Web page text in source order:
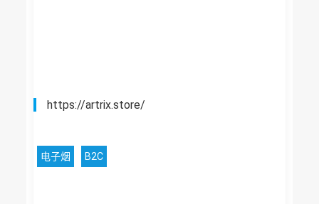
https://artrix.store/
电子烟 B2C